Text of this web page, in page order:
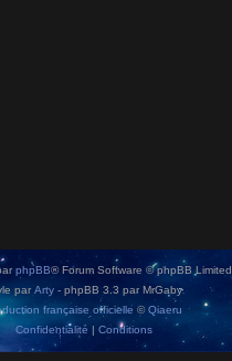
phpBB® Forum Software © phpBB Limited
par Arty - phpBB 3.3 par MrGaby
française officielle ©Qiaeru
Confidentialité | Conditions